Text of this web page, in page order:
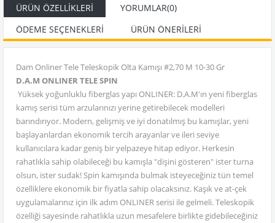
ÜRÜN ÖZELLIKLERI YORUMLAR(0)
ÖDEME SEÇENEKLERI
ÜRÜN ÖNERILERI
Dam Onliner Tele Teleskopik Olta Kamışı #2,70 M 10-30 Gr
D.A.M ONLINER TELE SPIN
Yüksek yoğunluklu fiberglas yapı ONLINER: D.A.M'ın yeni fiberglas
kamış serisi tüm arzularınızı yerine getirebilecek modelleri
barındırıyor. Modern, gelişmiş ve iyi donatılmış bu kamışlar, yeni
başlayanlardan ekonomik tercih arayanlar ve ileri seviye
kullanıcılara kadar geniş bir yelpazeye hitap ediyor. Herkesin
rahatlıkla sahip olabileceği bu kamışla "dişini gösteren" ister turna
olsun, ister sudak! Spin kamışında bulmak isteyeceğiniz tün temel
özelliklere ekonomik bir fiyatla sahip olacaksınız. Kaşık ve at-çek
uygulamalarınız için ilk adım ONLINER serisi ile gelmeli. Teleskopik
özelliği sayesinde rahatlıkla uzun mesafelere birlikte gidebileceğiniz